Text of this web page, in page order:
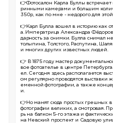
👉Фотосалон Карла Буллы
ринными камерами и большим
350р, как по мне - недорого для этой
👉Карл Булла вошел в историю как
а. Императрица Александра
дарность за снимки. Булла снимал
толыпина, Толстого, Распутина,
и многих других известных людей.
👉 В 1875 году мастер
вое фотоателье в центре
ел. Сегодня здесь располагается
ом регулярно проводятся выставки
еменной фотографии, а также
и.
👉Но манят сюда простых грешных в
фотографии великих, а смотровая.
рь на балкон 5-го этажа и
на Невский проспект и Садовую